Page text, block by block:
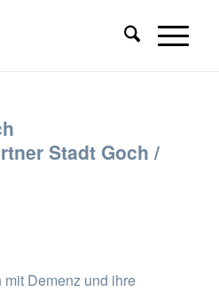
Stadt Goch /
Demenz und ihre